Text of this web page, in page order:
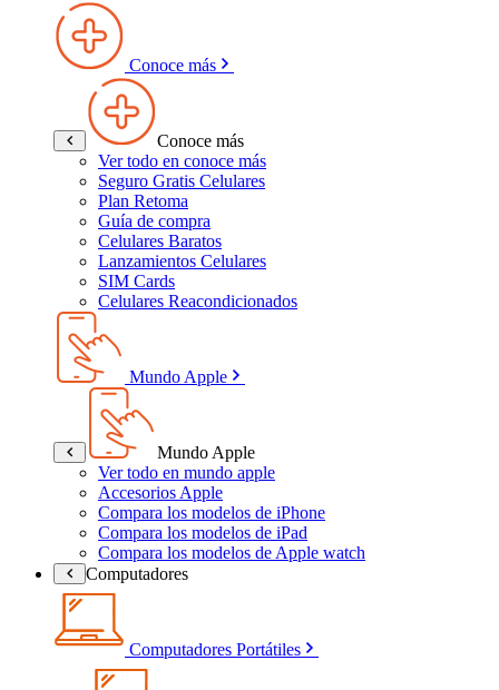
Conoce más
Conoce más
Ver todo en conoce más
Seguro Gratis Celulares
Plan Retoma
Guía de compra
Celulares Baratos
Lanzamientos Celulares
SIM Cards
Celulares Reacondicionados
Mundo Apple
Mundo Apple
Ver todo en mundo apple
Accesorios Apple
Compara los modelos de iPhone
Compara los modelos de iPad
Compara los modelos de Apple watch
Computadores
Computadores Portátiles